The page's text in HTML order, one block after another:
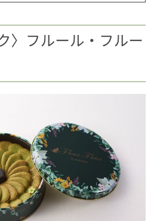
〉フルール・フルー